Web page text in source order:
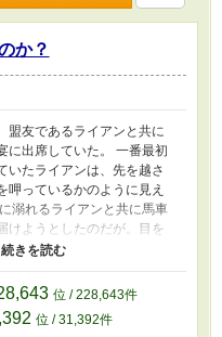
か？
盟友であるライアンと共に
に出席していた。 一番最初
いたライアンは、先を越さ
呷っているかのように見え
溺れるライアンと共に馬車
けようとしたのだが。目を
、四肢を拘束されていた。
めるシエルだったが──。 貴
ーリーです。 ◎BLの性的描
苦手な方はご注意ください
性行為の描写 表紙画像
位 / 228,643件
位 / 31,392件